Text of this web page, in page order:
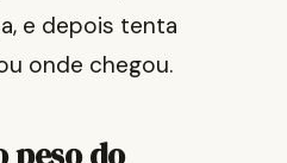
e depois tenta
onde chegou.